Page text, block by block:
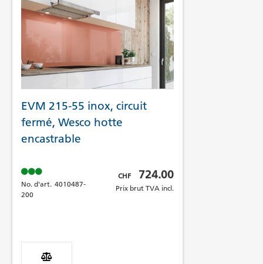
EVM 215-55 inox, circuit
fermé, Wesco hotte
encastrable
Prix brut TVA incl.
CHF 724.00
Prix brut TVA incl.
No. d'art. 4010487-
200